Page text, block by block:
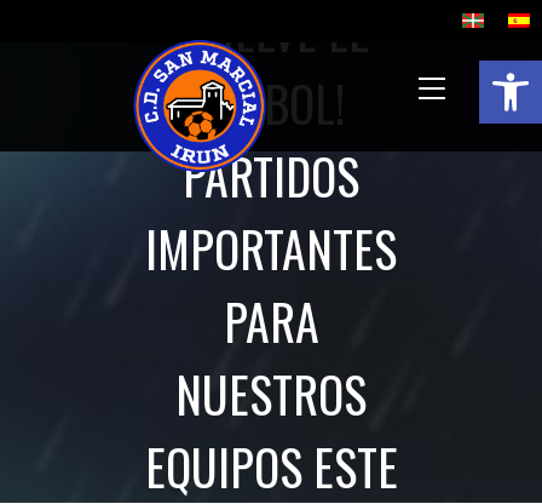
Abrir
¡VUELVE EL
FÚTBOL!
PARTIDOS
IMPORTANTES
PARA
NUESTROS
EQUIPOS ESTE